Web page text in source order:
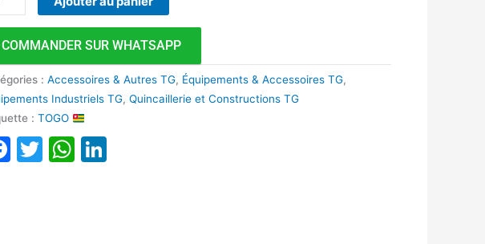
COMMANDER SUR WHATSAPP
:Accessoires & Autres TG, Équipements & Accessoires TG,
Industriels TG,Quincaillerie et Constructions TG
:TOGO
Facebook
TwitterWhatsApp